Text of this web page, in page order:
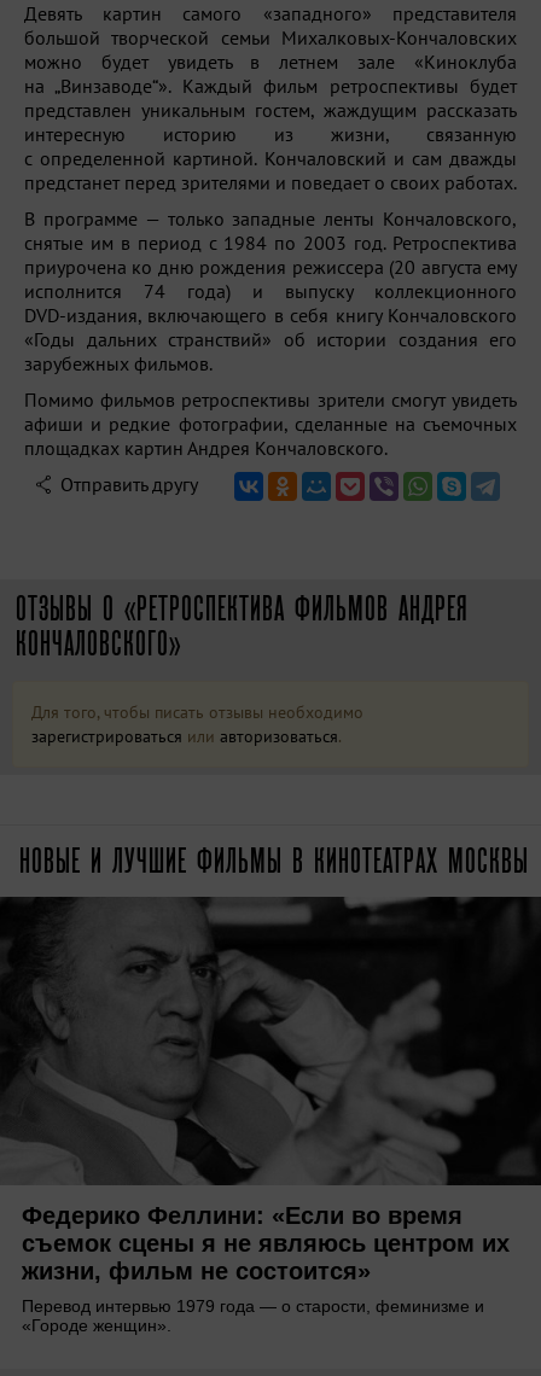
Девять картин самого «западного» представителя
большой творческой семьи Михалковых-Кончаловских
можно будет увидеть в летнем зале «Киноклуба
на „Винзаводе“». Каждый фильм ретроспективы будет
представлен уникальным гостем, жаждущим рассказать
интересную историю из жизни, связанную
с определенной картиной. Кончаловский и сам дважды
предстанет перед зрителями и поведает о своих работах.
В программе — только западные ленты Кончаловского,
снятые им в период с 1984 по 2003 год. Ретроспектива
приурочена ко дню рождения режиссера (20 августа ему
исполнится 74 года) и выпуску коллекционного
DVD-издания, включающего в себя книгу Кончаловского
«Годы дальних странствий» об истории создания его
зарубежных фильмов.
Помимо фильмов ретроспективы зрители смогут увидеть
афиши и редкие фотографии, сделанные на съемочных
площадках картин Андрея Кончаловского.
Отправить другу
ОТЗЫВЫ О «РЕТРОСПЕКТИВА ФИЛЬМОВ АНДРЕЯ
КОНЧАЛОВСКОГО»
Для того, чтобы писать отзывы необходимо
зарегистрироваться или авторизоваться.
НОВЫЕ И ЛУЧШИЕ ФИЛЬМЫ В КИНОТЕАТРАХ МОСКВЫ
Федерико Феллини: «Если во время
съемок сцены я не являюсь центром их
жизни, фильм не состоится»
Перевод интервью 1979 года — о старости, феминизме и
«Городе женщин».